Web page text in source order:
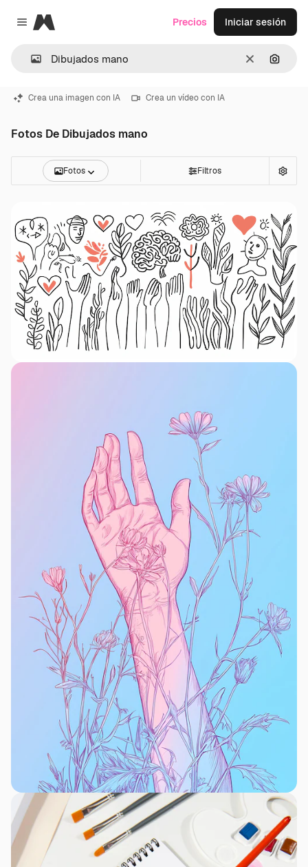
Close menu
Magnific
Borrar
Precios Iniciar sesión
Crea una imagen con IA Crea un vídeo con IA
Fotos De Dibujados mano
Fotos Filtros